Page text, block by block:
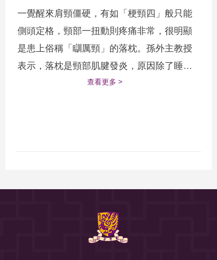
一覺醒來肩頸僵硬，有如「梗頸四」般只能
側頭定格，頸部一扭動則疼痛非常，很明顯
是患上俗稱「瞓厲頸」的落枕。孫外主教授
表示，落枕是頸部肌腱發炎，原因除了睡眠
時受涼、枕頭太高或太低外，在不當地方如
查看更多 >